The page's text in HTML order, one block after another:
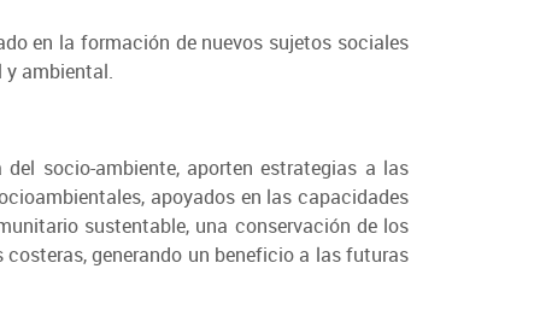
en la formación de nuevos sujetos sociales
y ambiental.
socio-ambiente, aporten estrategias a las
apoyados en las capacidades
sustentable, una conservación de los
generando un beneficio a las futuras